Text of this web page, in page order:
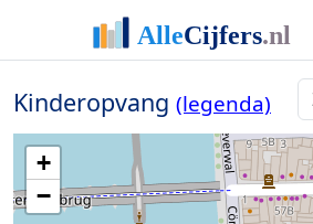
Kinderopvang (legenda)
+
−